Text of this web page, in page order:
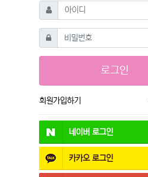
아이디 필수
비밀번호필수
로그인
회원가입하기
네이버 로그인
카카오로그인